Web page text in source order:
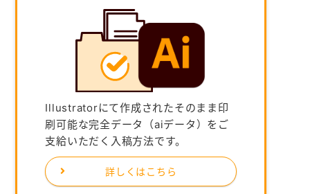
Illustratorにて作成されたそのまま印
刷可能な完全データ（aiデータ）をご
支給いただく入稿方法です。
詳しくはこちら